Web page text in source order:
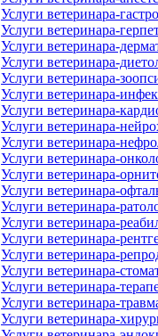
Услуги ветеринара-
Услуги ветеринара-
Услуги ветеринара-
Услуги ветеринара-
Услуги ветеринара-
Услуги ветеринара-
Услуги ветеринара-
Услуги ветеринара-
Услуги ветеринара-
Услуги ветеринара-
Услуги ветеринара-
Услуги ветеринара-
Услуги ветеринара-
Услуги ветеринара-
Услуги ветеринара-
Услуги ветеринара-
Услуги ветеринара-
Услуги ветеринара-
Услуги ветеринара-
Услуги ветеринара-